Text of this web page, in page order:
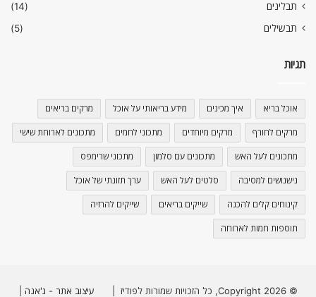
תבלינים
(14)
תבשילים
(5)
תגיות
אוכל בריא איך מכינים מידע בריאותי על אוכל מרקים בריאים
מרקים לחורף מרקים מיוחדים מתכוני לחמים מתכונים לארוחת שישי
מתכונים לעל האש מתכונים עם סלמון מתכוני שרימפס
נישנושים למסיבה סלטים לעל האש ערך תזונתי של אוכל
קינוחים קלים להכנה שייקים בריאים שייקים להרזיה
תוספות חמות לארוחה
© Copyright 2026, כל הזכויות שמורות לפודיז | עיצוב אתר - ג'אנה